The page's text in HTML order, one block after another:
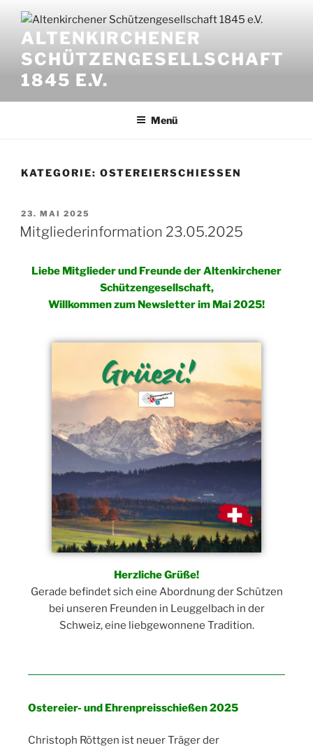
ALTENKIRCHENER
SCHÜTZENGESELLSCHAFT
1845 E.V.
Menü
KATEGORIE: OSTEREIERSCHIESSEN
23. MAI 2025
Mitgliederinformation 23.05.2025
Liebe Mitglieder und Freunde der Altenkirchener
Schützengesellschaft,
Willkommen zum Newsletter im Mai 2025!
Herzliche Grüße!
Gerade befindet sich eine Abordnung der Schützen
bei unseren Freunden in Leuggelbach in der
Schweiz, eine liebgewonnene Tradition.
Ostereier- und Ehrenpreisschießen 2025
Christoph Röttgen ist neuer Träger der